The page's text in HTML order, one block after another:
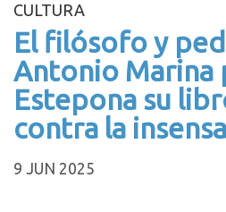
CULTURA
El filósofo y
Antonio Marina
Estepona su
contra la
9 JUN 2025